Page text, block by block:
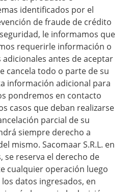
identificados por el
de fraude de crédito
le informamos que
requerirle información o
antes de aceptar
cancela todo o parte de su
información adicional para
pondremos en contacto
casos que deban realizarse
parcial de su
siempre derecho a
mismo. Sacomaar S.R.L. en
se reserva el derecho de
cualquier operación luego
datos ingresados, en